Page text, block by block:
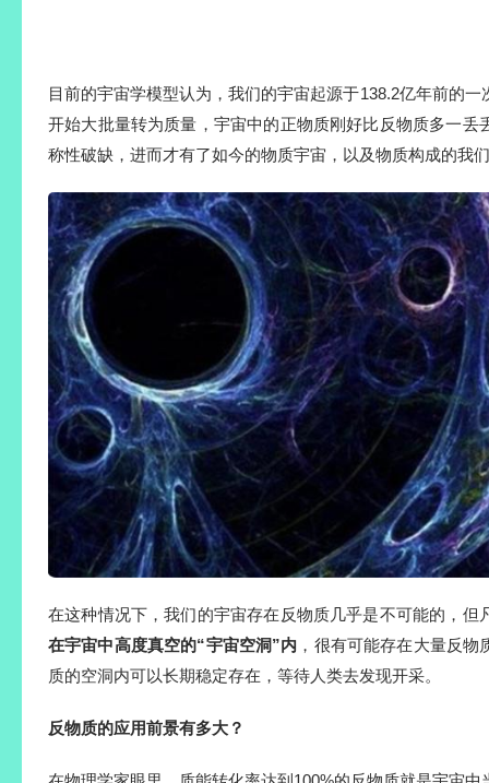
目前的宇宙学模型认为，我们的宇宙起源于138.2亿年前的
开始大批量转为质量，宇宙中的正物质刚好比反物质多一丢
称性破缺，进而才有了如今的物质宇宙，以及物质构成的我
在这种情况下，我们的宇宙存在反物质几乎是不可能的，但
在宇宙中高度真空的“宇宙空洞”内 ，很有可能存在大量反
质的空洞内可以长期稳定存在，等待人类去发现开采。
反物质的应用前景有多大？